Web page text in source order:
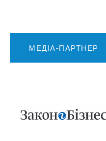
МЕДІА-ПАРТНЕР